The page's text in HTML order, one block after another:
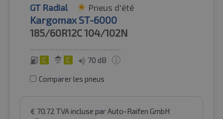
GT Radial Pneus d'été
Kargomax ST-6000
185/60R12C104/102N
C C 70 dB
Comparer les pneus
€ 70.72 TVA incluse par Auto-Raifen GmbH